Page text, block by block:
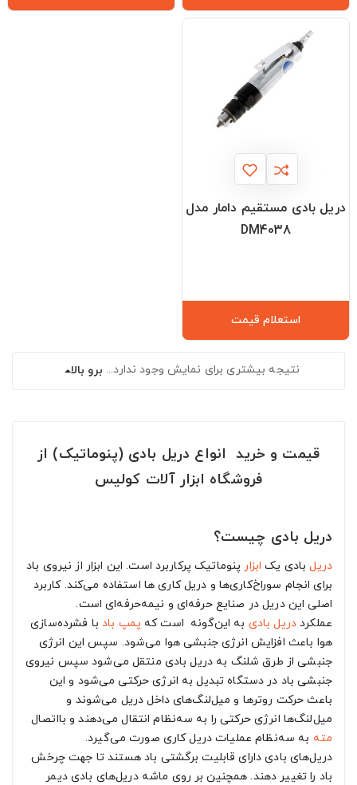
دریل بادی مستقیم دامار مدل
DM4038
استعلام قیمت
نتیجه بیشتری برای نمایش وجود ندارد... برو بالا
قیمت و خرید انواع دریل بادی (پنوماتیک) از
فروشگاه ابزار آلات کولیس
دریل بادی چیست؟
دریلبادی یک ابزار پنوماتیک پرکاربرد است. این ابزار از نیروی باد
برای انجام سوراخ‌کاری‌ها و دریل کاری ها استفاده می‌کند. کاربرد
اصلی این دریل در صنایع حرفه‌ای و نیمه‌حرفه‌ای است.
عملکرد دریل بادی به این‌گونه است که پمپ باد با فشرده‌سازی
هوا باعث افزایش انرژی جنبشی هوا می‌شود. سپس این انرژی
جنبشی از طرق شلنگ به دریل بادی منتقل می‌شود سپس نیروی
جنبشی باد در دستگاه تبدیل به انرژی حرکتی می‌شود و این
باعث حرکت روترها و میل‌لنگ‌های داخل دریل می‌شوند و
میل‌لنگ‌ها انرژی حرکتی را به سه‌نظام انتقال می‌دهند و بااتصال
مته به سه‌نظام عملیات دریل کاری صورت می‌گیرد.
دریل‌های بادی دارای قابلیت برگشتی باد هستند تا جهت چرخش
باد را تغییر دهند. همچنین بر روی ماشه دریل‌های بادی دیمر